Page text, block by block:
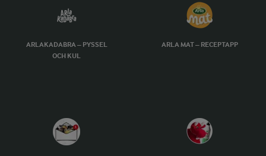
ARLAKADABRA – PYSSEL
OCH KUL
ARLA MAT – RECEPTAPP